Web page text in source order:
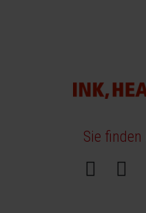
Sie